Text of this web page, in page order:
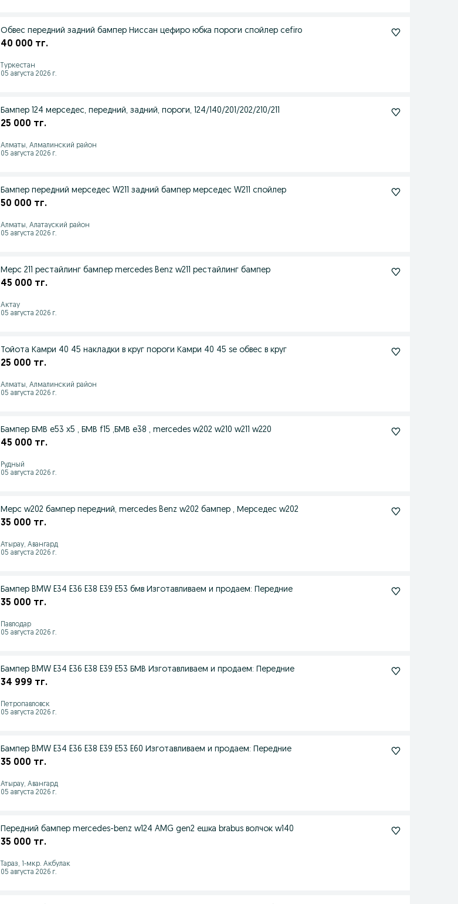
Обвес передний задний бампер Ниссан цефиро юбка пороги спойлер cefiro
40 000 тг.
Туркестан
05 августа 2026 г.
Бампер 124 мерседес, передний, задний, пороги, 124/140/201/202/210/211
25 000 тг.
Алматы, Алмалинский район
05 августа 2026 г.
Бампер передний мерседес W211 задний бампер мерседес W211 спойлер
50 000 тг.
Алматы, Алатауский район
05 августа 2026 г.
Мерс 211 рестайлинг бампер mercedes Benz w211 рестайлинг бампер
45 000 тг.
Актау
05 августа 2026 г.
Тойота Камри 40 45 накладки в круг пороги Камри 40 45 se обвес в круг
25 000 тг.
Алматы, Алмалинский район
05 августа 2026 г.
Бампер БМВ е53 х5 , БМВ f15 ,БМВ е38 , mercedes w202 w210 w211 w220
45 000 тг.
Рудный
05 августа 2026 г.
Мерс w202 бампер передний, mercedes Benz w202 бампер , Мерседес w202
35 000 тг.
Атырау, Авангард
05 августа 2026 г.
Бампер BMW E34 E36 E38 E39 E53 бмв Изготавливаем и продаем: Передние
35 000 тг.
Павлодар
05 августа 2026 г.
Бампер BMW E34 E36 E38 E39 E53 БМВ Изготавливаем и продаем: Передние
34 999 тг.
Петропавловск
05 августа 2026 г.
Бампер BMW E34 E36 E38 E39 E53 E60 Изготавливаем и продаем: Передние
35 000 тг.
Атырау, Авангард
05 августа 2026 г.
Передний бампер mercedes-benz w124 AMG gen2 ешка brabus волчок w140
35 000 тг.
Тараз, 1-мкр. Акбулак
05 августа 2026 г.